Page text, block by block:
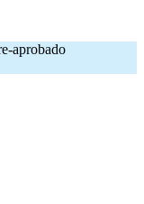
aprobado